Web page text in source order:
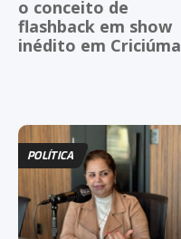
o conceito de
flashback em show
inédito em Criciúma
POLÍTICA